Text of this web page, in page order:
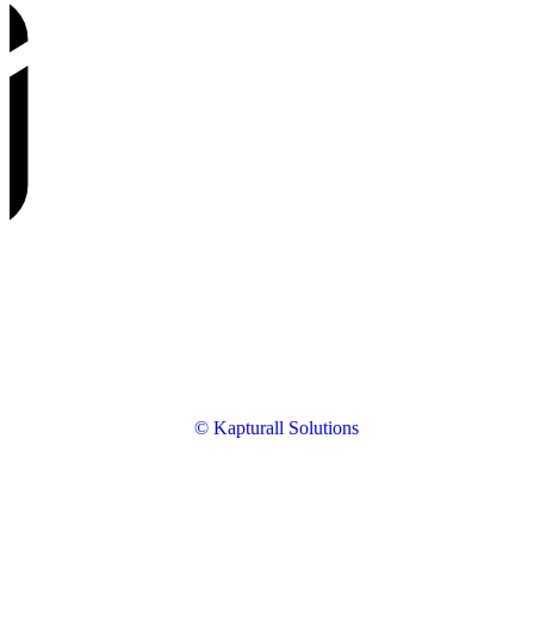
© Kapturall Solutions